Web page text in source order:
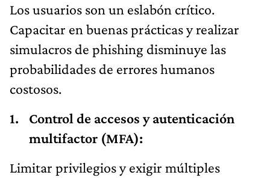
Los usuarios son un eslabón crítico.
Capacitar en buenas prácticas y realizar
simulacros de phishing disminuye las
probabilidades de errores humanos
costosos.
Control de accesos y autenticación
multifactor (MFA):
Limitar privilegios y exigir múltiples